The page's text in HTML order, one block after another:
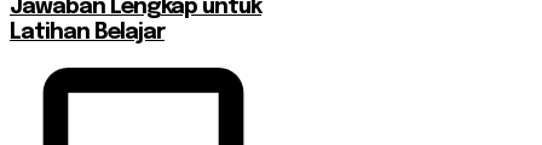
Jawaban Lengkap untuk
Latihan Belajar